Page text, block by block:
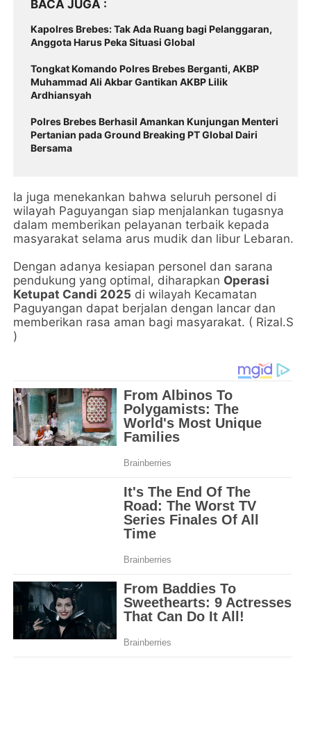
BACA JUGA
Kapolres Brebes: Tak Ada Ruang bagi Pelanggaran,
Anggota Harus Peka Situasi Global
Tongkat Komando Polres Brebes Berganti, AKBP
Muhammad Ali Akbar Gantikan AKBP Lilik
Ardhiansyah
Polres Brebes Berhasil Amankan Kunjungan Menteri
Pertanian pada Ground Breaking PT Global Dairi
Bersama
Ia juga menekankan bahwa seluruh personel di
wilayah Paguyangan siap menjalankan tugasnya
dalam memberikan pelayanan terbaik kepada
masyarakat selama arus mudik dan libur Lebaran.
Dengan adanya kesiapan personel dan sarana
pendukung yang optimal, diharapkan Operasi
Ketupat Candi 2025 di wilayah Kecamatan
Paguyangan dapat berjalan dengan lancar dan
memberikan rasa aman bagi masyarakat. ( Rizal.S
)